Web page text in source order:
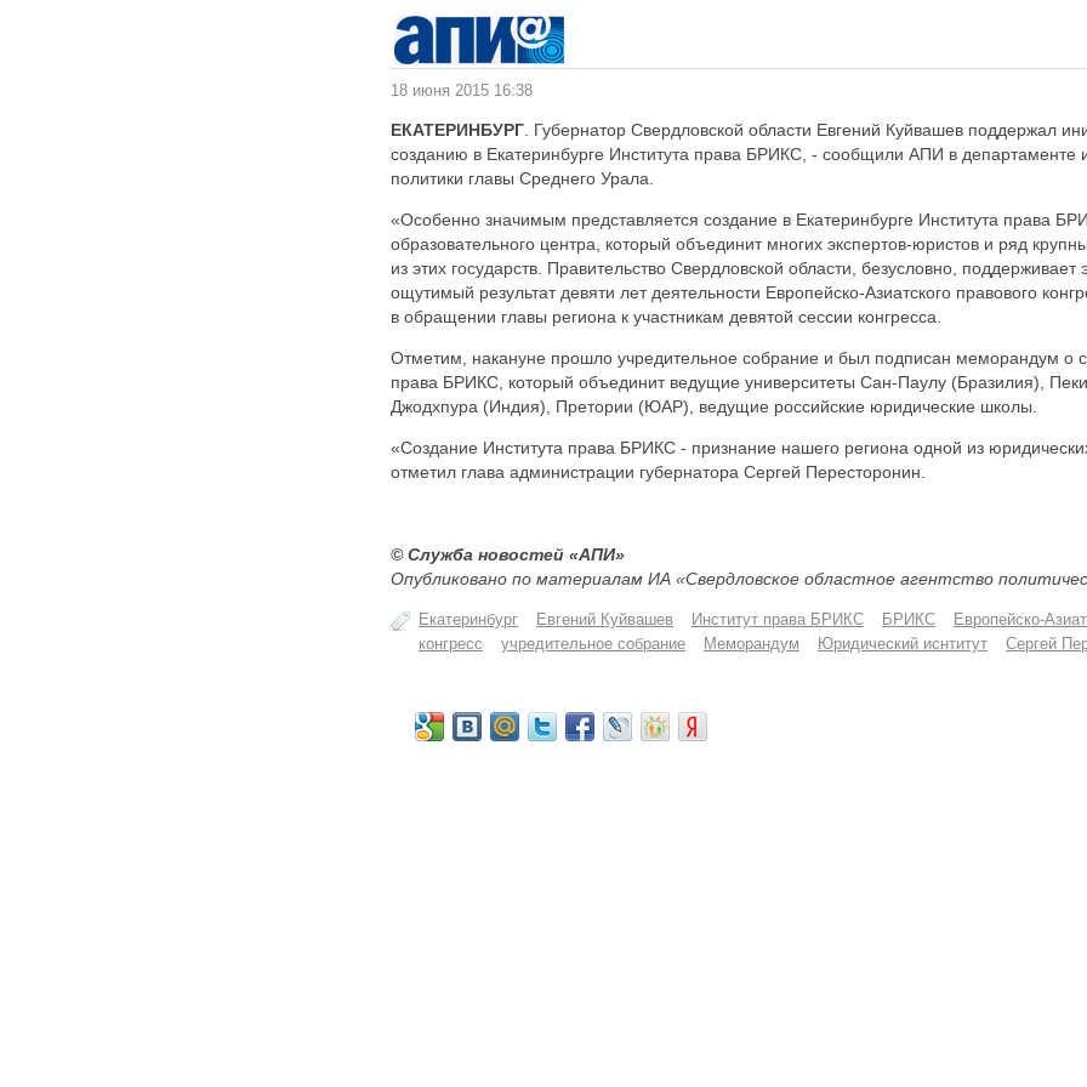
18 июня 2015 16:38
ЕКАТЕРИНБУРГ . Губернатор Свердловской области Евгений Куйвашев поддержал
созданию в Екатеринбурге Института права БРИКС, - сообщили АПИ в
политики главы Среднего Урала.
«Особенно значимым представляется создание в Екатеринбурге Института права
образовательного центра, который объединит многих экспертов-юристов и ряд
из этих государств. Правительство Свердловской области, безусловно, поддерживает
ощутимый результат девяти лет деятельности Европейско-Азиатского правового
в обращении главы региона к участникам девятой сессии конгресса.
Отметим, накануне прошло учредительное собрание и был подписан меморандум о
права БРИКС, который объединит ведущие университеты Сан-Паулу (Бразилия),
Джодхпура (Индия), Претории (ЮАР), ведущие российские юридические школы.
«Создание Института права БРИКС - признание нашего региона одной из
отметил глава администрации губернатора Сергей Пересторонин.
© Служба новостей «АПИ»
Опубликовано по материалам ИА «Свердловское областное агентство
Екатеринбург Евгений Куйвашев Институт права БРИКС БРИКС
Европейско-
конгресс
учредительное собрание Меморандум Юридический иснтитут Сергей